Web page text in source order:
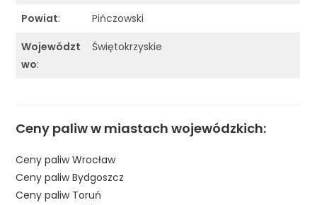
Powiat:
Pińczowski
Województ
wo:
Świętokrzyskie
Ceny paliw w miastach wojewódzkich:
Ceny paliw Wrocław
Ceny paliw Bydgoszcz
Ceny paliw Toruń